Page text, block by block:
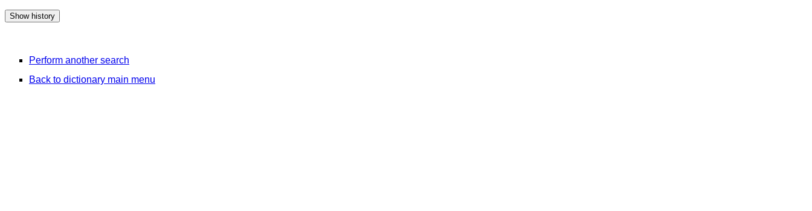
Perform another search
Back to dictionary main menu